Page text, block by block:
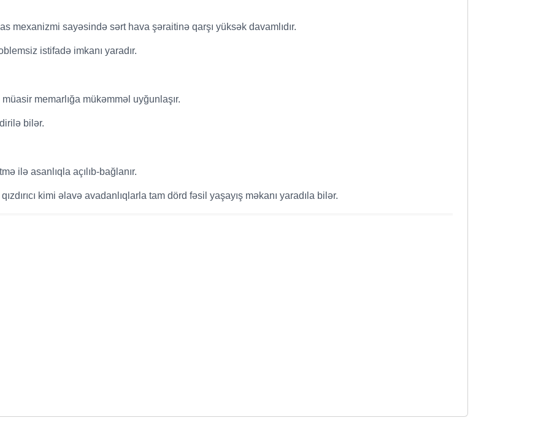
mexanizmi sayəsində sərt hava şəraitinə qarşı yüksək davamlıdır.
istifadə imkanı yaradır.
memarlığa mükəmməl uyğunlaşır.
bilər.
ilə asanlıqla açılıb-bağlanır.
kimi əlavə avadanlıqlarla tam dörd fəsil yaşayış məkanı yaradıla bilər.